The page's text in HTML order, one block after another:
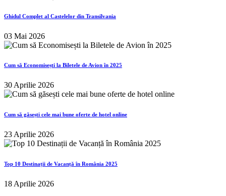
Ghidul Complet al Castelelor din Transilvania
03 Mai 2026
Cum să Economisești la Biletele de Avion în 2025
30 Aprilie 2026
Cum să găsești cele mai bune oferte de hotel online
23 Aprilie 2026
Top 10 Destinații de Vacanță în România 2025
18 Aprilie 2026